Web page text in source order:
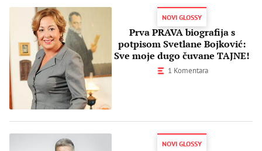
NOVI GLOSSY
Prva PRAVA biografija s
potpisom Svetlane Bojković:
Sve moje dugo čuvane TAJNE!
1 Komentara
NOVI GLOSSY